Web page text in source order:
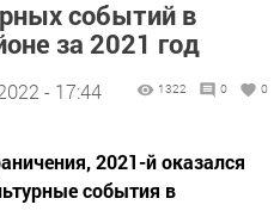
событий в
за 2021 год
- 17:44 1322 0 0
2021-й оказался
события в